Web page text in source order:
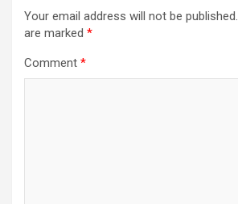
Your email address will not be published.
are marked *
Comment *